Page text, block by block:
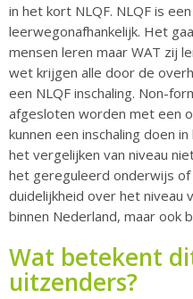
in het kort NLQF. NLQF is
leerwegonafhankelijk. Het
mensen leren maar WAT zij
wet krijgen alle door de
een NLQF inschaling. Non-
afgesloten worden met een
kunnen een inschaling doen
het vergelijken van niveau
het gereguleerd onderwijs
duidelijkheid over het niveau
binnen Nederland, maar ook
Wat betekent
uitzenders?